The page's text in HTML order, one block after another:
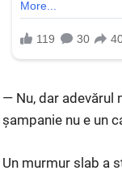
— Nu, dar adevărul
șampanie nu e un
Un murmur slab a